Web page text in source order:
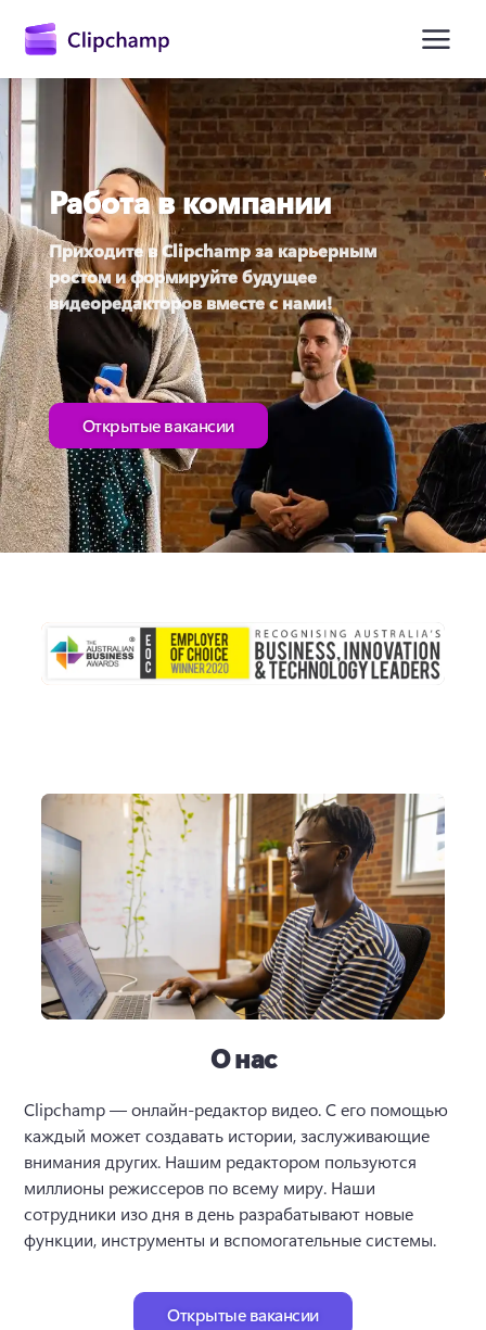
содержимому
Войти
Попробовать бесплатно
Работа в компании
Приходите в Clipchamp за карьерным
ростом и формируйте будущее
видеоредакторов вместе с нами!
Открытые вакансии
О нас
Clipchamp — онлайн-редактор видео. С его помощью
каждый может создавать истории, заслуживающие
внимания других. Нашим редактором пользуются
миллионы режиссеров по всему миру. Наши
сотрудники изо дня в день разрабатывают новые
функции, инструменты и вспомогательные системы.
Открытые вакансии